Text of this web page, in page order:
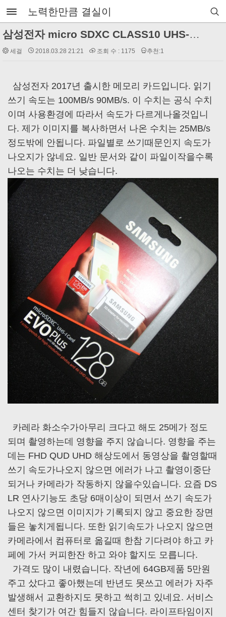
노력한만큼 결실이
삼성전자 micro SDXC CLASS10 UHS-I U3 EVO Plus
세걸 2018.03.28 21:21 조회 수 : 1175 추천:1
삼성전자 2017년 출시한 메모리 카드입니다. 읽기
쓰기 속도는 100MB/s 90MB/s. 이 수치는 공식 수치
이며 사용환경에 따라서 속도가 다르게나올것입니
다. 제가 이미지를 복사하면서 나온 수치는 25MB/s
정도밖에 안됩니다. 파일별로 쓰기때문인지 속도가
나오지가 않네요. 일반 문서와 같이 파일이작을수록
나오는 수치는 더 낮습니다.
카레라 화소수가아무리 크다고 해도 25메가 정도
되며 촬영하는데 영향을 주지 않습니다. 영향을 주는
데는 FHD QUD UHD 해상도에서 동영상을 촬영할때
쓰기 속도가나오지 않으면 에러가 나고 촬영이중단
되거나 카메라가 작동하지 않을수있습니다. 요즘 DS
LR 연사기능도 초당 6매이상이 되면서 쓰기 속도가
나오지 않으면 이미지가 기록되지 않고 중요한 장면
들은 놓치게됩니다. 또한 읽기속도가 나오지 않으면
카메라에서 컴퓨터로 옮길때 한참 기다려야 하고 카
페에 가서 커피한잔 하고 와야 할지도 모릅니다.
가격도 많이 내렸습니다. 작년에 64GB제품 5만원
주고 샀다고 좋아했는데 반년도 못쓰고 에러가 자주
발생해서 교환하지도 못하고 썩히고 있네요. 서비스
센터 찾기가 여간 힘들지 않습니다. 라이프타임이지